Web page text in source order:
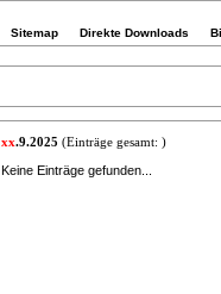
Sitemap Direkte Downloads
xx.9.2025 (Einträge gesamt: )
Keine Einträge gefunden...